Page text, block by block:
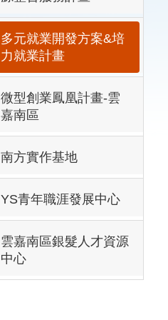
多元就業開發方案&培
力就業計畫
微型創業鳳凰計畫-雲
嘉南區
南方實作基地
YS青年職涯發展中心
雲嘉南區銀髮人才資源
中心